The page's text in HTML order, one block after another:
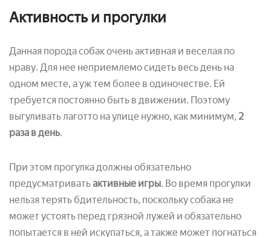
Активность и прогулки
Данная порода собак очень активная и веселая по
нраву. Для нее неприемлемо сидеть весь день на
одном месте, а уж тем более в одиночестве. Ей
требуется постоянно быть в движении. Поэтому
выгуливать лаготто на улице нужно, как минимум, 2
раза в день.
При этом прогулка должны обязательно
предусматриватьактивные игры. Во время прогулки
нельзя терять бдительность, поскольку собака не
может устоять перед грязной лужей и обязательно
попытается в ней искупаться, а также может погнаться